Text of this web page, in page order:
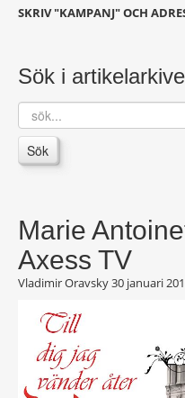
SKRIV "KAMPANJ" OCH
Sök i
sök...
Sök
Marie
Axess TV
Vladimir Oravsky30 januari